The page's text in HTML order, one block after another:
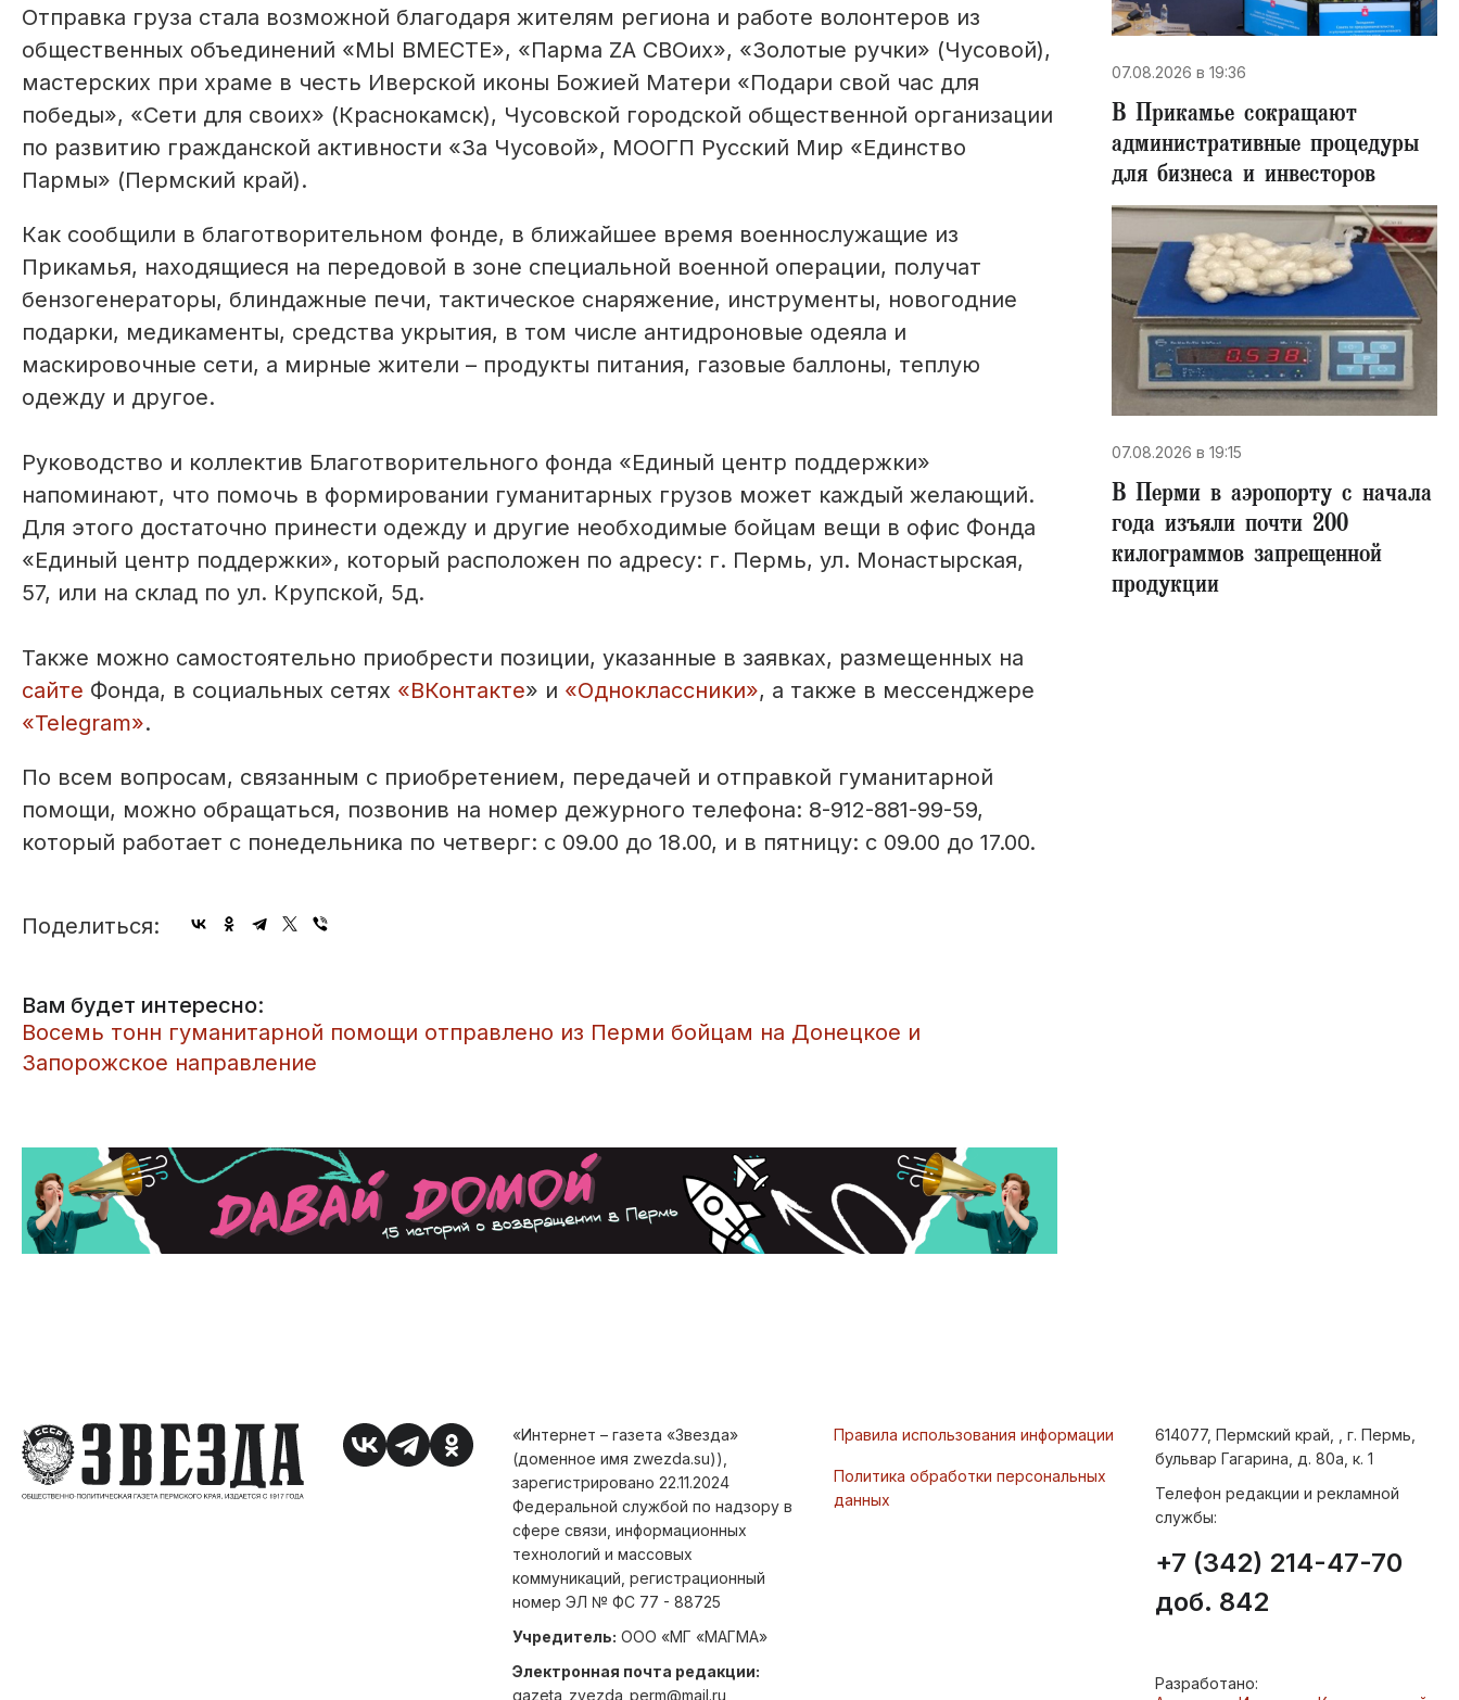
Отправка груза стала возможной благодаря жителям региона и работе волонтеров из
общественных объединений «МЫ ВМЕСТЕ», «Парма ZA СВОих», «Золотые ручки» (Чусовой),
мастерских при храме в честь Иверской иконы Божией Матери «Подари свой час для
победы», «Сети для своих» (Краснокамск), Чусовской городской общественной организации
по развитию гражданской активности «За Чусовой», МООГП Русский Мир «Единство
Пармы» (Пермский край).
Как сообщили в благотворительном фонде, в ближайшее время военнослужащие из
Прикамья, находящиеся на передовой в зоне специальной военной операции, получат
бензогенераторы, блиндажные печи, тактическое снаряжение, инструменты, новогодние
подарки, медикаменты, средства укрытия, в том числе антидроновые одеяла и
маскировочные сети, а мирные жители – продукты питания, газовые баллоны, теплую
одежду и другое.
Руководство и коллектив Благотворительного фонда «Единый центр поддержки»
напоминают, что помочь в формировании гуманитарных грузов может каждый желающий.
Для этого достаточно принести одежду и другие необходимые бойцам вещи в офис Фонда
«Единый центр поддержки», который расположен по адресу: г. Пермь, ул. Монастырская,
57, или на склад по ул. Крупской, 5д.
Также можно самостоятельно приобрести позиции, указанные в заявках, размещенных на
сайте Фонда, в социальных сетях «ВКонтакте» и «Одноклассники», а также в мессенджере
«Telegram».
По всем вопросам, связанным с приобретением, передачей и отправкой гуманитарной
помощи, можно обращаться, позвонив на номер дежурного телефона: 8-912-881-99-59,
который работает с понедельника по четверг: с 09.00 до 18.00, и в пятницу: с 09.00 до 17.00.
Поделиться:
Вам будет интересно:
Восемь тонн гуманитарной помощи отправлено из Перми бойцам на Донецкое и
Запорожское направление
07.08.2026 в 19:36
В Прикамье сокращают
административные процедуры
для бизнеса и инвесторов
07.08.2026 в 19:15
В Перми в аэропорту с начала
года изъяли почти 200
килограммов запрещенной
продукции
«Интернет – газета «Звезда»
(доменное имя zwezda.su)),
зарегистрировано 22.11.2024
Федеральной службой по надзору в
сфере связи, информационных
технологий и массовых
коммуникаций, регистрационный
номер ЭЛ № ФС 77 - 88725
Учредитель: ООО «МГ «МАГМА»
Электронная почта редакции:
gazeta_zvezda_perm@mail.ru
Правила использования информации
Политика обработки персональных
данных
614077, Пермский край, , г. Пермь,
бульвар Гагарина, д. 80а, к. 1
Телефон редакции и рекламной
службы:
+7 (342) 214-47-70
доб. 842
Разработано: